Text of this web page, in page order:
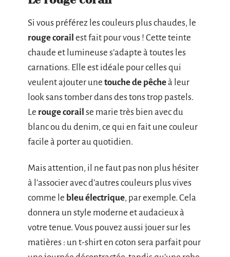
Si vous préférez les couleurs plus chaudes, le
rouge corail est fait pour vous ! Cette teinte
chaude et lumineuse s’adapte à toutes les
carnations. Elle est idéale pour celles qui
veulent ajouter une touche de pêcheà leur
look sans tomber dans des tons trop pastels.
Le rouge corail se marie très bien avec du
blanc ou du denim, ce qui en fait une couleur
facile à porter au quotidien.
Mais attention, il ne faut pas non plus hésiter
à l’associer avec d’autres couleurs plus vives
comme le bleu électrique, par exemple. Cela
donnera un style moderne et audacieux à
votre tenue. Vous pouvez aussi jouer sur les
matières : un t-shirt en coton sera parfait pour